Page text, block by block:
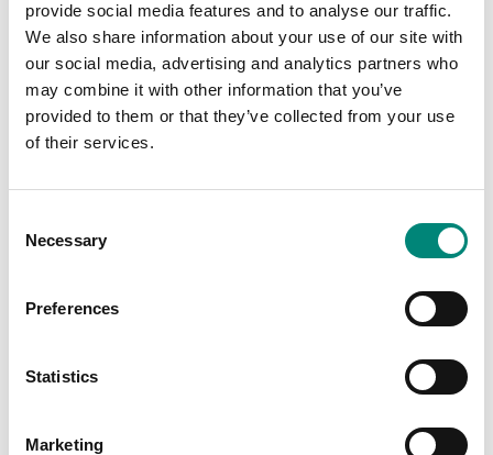
provide social media features and to analyse our traffic.
We also share information about your use of our site with
our social media, advertising and analytics partners who
may combine it with other information that you’ve
provided to them or that they’ve collected from your use
of their services.
Necessary
Preferences
Statistics
Marketing
PE-lokk for
340, 460, 660
PE-beholdere
PE
Compare